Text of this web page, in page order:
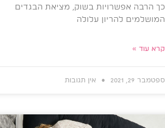
כך הרבה אפשרויות בשוק, מציאת הבגדים
המושלמים להריון עלולה
קרא עוד »
ספטמבר 29, 2021 אין תגובות